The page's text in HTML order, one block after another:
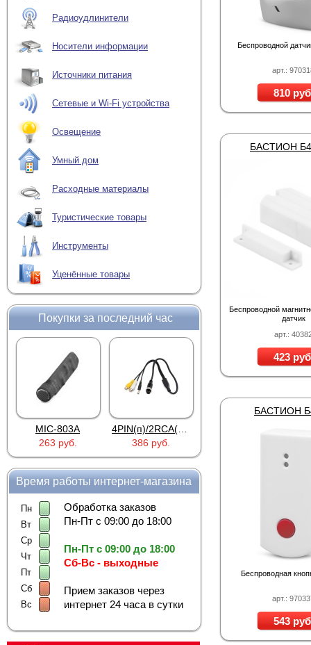
Радиоудлинители
Носители информации
Источники питания
Сетевые и Wi-Fi устройства
Освещение
Умный дом
Расходные материалы
Туристические товары
Инструменты
Уценённые товары
Покупки за последний час
MIC-803A
263 руб.
386 руб.
Время работы интернет-магазина
Пн
Вт
Ср
Чт
Пт
Сб
Вс
Обработка заказов
Пн-Пт с 09:00 до 18:00
Пн-Пт с 09:00 до 18:00
Сб-Вс - выходные
Прием заказов через
интернет 24 часа в сутки
арт.:
Беспроводной
810
арт.:
БАСТИОН
Беспроводной
датчик
423
арт.:
БАСТИОН
Беспроводная
543